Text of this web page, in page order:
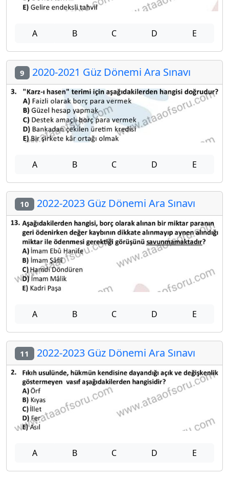
A B C D E
9 2020-2021 Güz Dönemi Ara Sınavı
A B C D E
10 2022-2023 Güz Dönemi Ara Sınavı
A B C D E
11 2022-2023 Güz Dönemi Ara Sınavı
A B C D E